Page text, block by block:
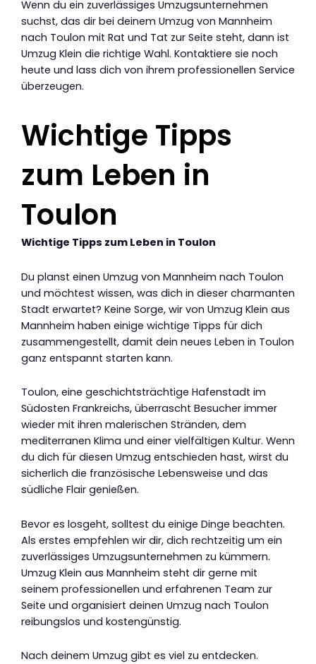
Wenn du ein zuverlässiges Umzugsunternehmen
suchst, das dir bei deinem Umzug von Mannheim
nach Toulon mit Rat und Tat zur Seite steht, dann ist
Umzug Klein die richtige Wahl. Kontaktiere sie noch
heute und lass dich von ihrem professionellen Service
überzeugen.
Wichtige Tipps
zum Leben in
Toulon
Wichtige Tipps zum Leben in Toulon
Du planst einen Umzug von Mannheim nach Toulon
und möchtest wissen, was dich in dieser charmanten
Stadt erwartet? Keine Sorge, wir von Umzug Klein aus
Mannheim haben einige wichtige Tipps für dich
zusammengestellt, damit dein neues Leben in Toulon
ganz entspannt starten kann.
Toulon, eine geschichtsträchtige Hafenstadt im
Südosten Frankreichs, überrascht Besucher immer
wieder mit ihren malerischen Stränden, dem
mediterranen Klima und einer vielfältigen Kultur. Wenn
du dich für diesen Umzug entschieden hast, wirst du
sicherlich die französische Lebensweise und das
südliche Flair genießen.
Bevor es losgeht, solltest du einige Dinge beachten.
Als erstes empfehlen wir dir, dich rechtzeitig um ein
zuverlässiges Umzugsunternehmen zu kümmern.
Umzug Klein aus Mannheim steht dir gerne mit
seinem professionellen und erfahrenen Team zur
Seite und organisiert deinen Umzug nach Toulon
reibungslos und kostengünstig.
Nach deinem Umzug gibt es viel zu entdecken.